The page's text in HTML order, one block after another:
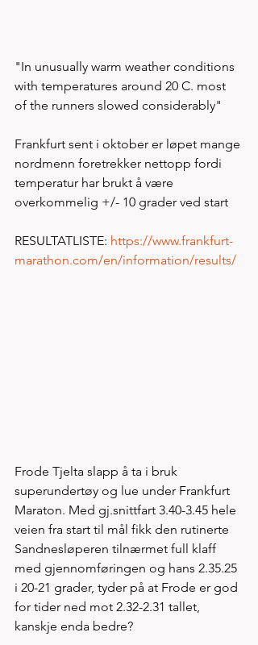
"In unusually warm weather conditions
with temperatures around 20 C. most
of the runners slowed considerably"
Frankfurt sent i oktober er løpet mange
nordmenn foretrekker nettopp fordi
temperatur har brukt å være
overkommelig +/- 10 grader ved start
RESULTATLISTE: https://www.frankfurt-
marathon.com/en/information/results/
Frode Tjelta slapp å ta i bruk
superundertøy og lue under Frankfurt
Maraton. Med gj.snittfart 3.40-3.45 hele
veien fra start til mål fikk den rutinerte
Sandnesløperen tilnærmet full klaff
med gjennomføringen og hans 2.35.25
i 20-21 grader, tyder på at Frode er god
for tider ned mot 2.32-2.31 tallet,
kanskje enda bedre?